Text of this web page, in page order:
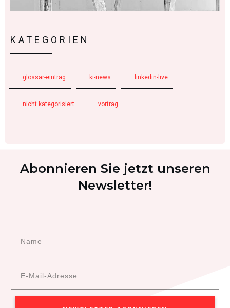
KATEGORIEN
glossar-eintrag ki-news linkedin-live
nicht kategorisiert vortrag
Abonnieren Sie jetzt unseren
Newsletter!